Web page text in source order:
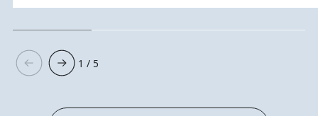
1 / 5